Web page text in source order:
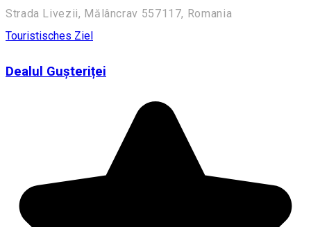
Strada Livezii, Mălâncrav 557117, Romania
Touristisches Ziel
Dealul Gușteriței